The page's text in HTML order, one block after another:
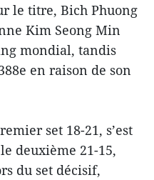
le titre, Bich Phuong
Kim Seong Min
mondial, tandis
en raison de son
set 18-21, s’est
deuxième 21-15,
du set décisif,